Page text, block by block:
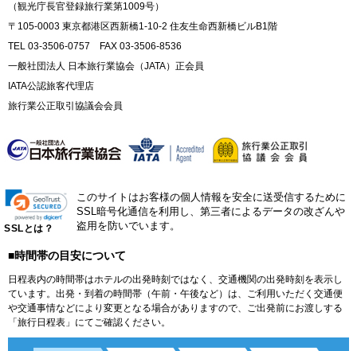
（観光庁長官登録旅行業第1009号）
〒105-0003 東京都港区西新橋1-10-2 住友生命西新橋ビルB1階
TEL 03-3506-0757 FAX 03-3506-8536
一般社団法人 日本旅行業協会（JATA）正会員
IATA公認旅客代理店
旅行業公正取引協議会会員
SSLとは？
このサイトはお客様の個人情報を安全に送受信するために
SSL暗号化通信を利用し、第三者によるデータの改ざんや
盗用を防いでいます。
■時間帯の目安について
日程表内の時間帯はホテルの出発時刻ではなく、交通機関の出発時刻を表示し
ています。出発・到着の時間帯（午前・午後など）は、ご利用いただく交通便
や交通事情などにより変更となる場合がありますので、ご出発前にお渡しする
「旅行日程表」にてご確認ください。